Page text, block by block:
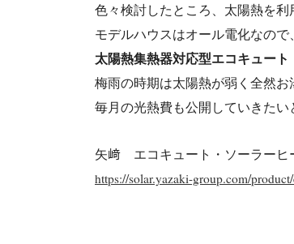
色々検討したところ、太陽熱を
モデルハウスはオール電化なの
太陽熱集熱器対応型エコキュート
梅雨の時期は太陽熱が弱く全然
毎月の光熱費も公開していきたい
矢﨑 エコキュート・ソーラーヒ
https://solar.yazaki-group.com/